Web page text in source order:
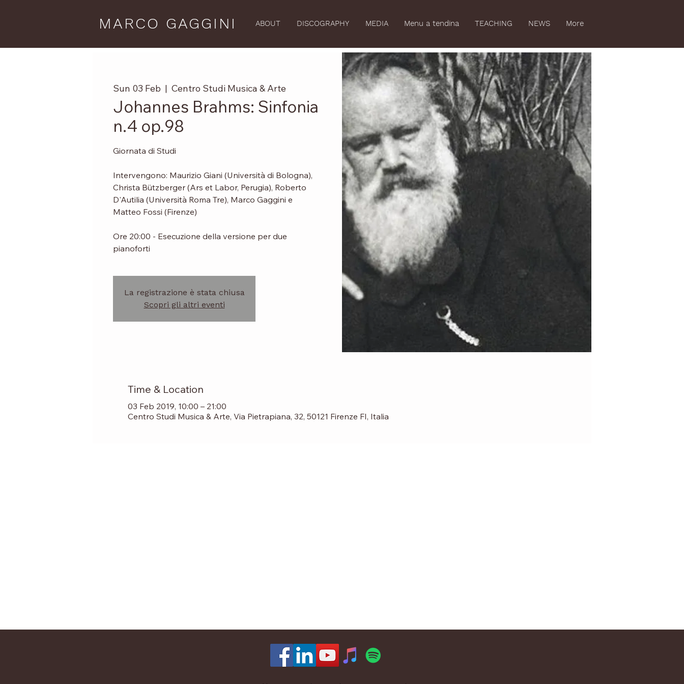
MARCO GAGGINI ABOUT DISCOGRAPHY MEDIA Menu a tendina TEACHING NEWS More
Sun 03 Feb
  |
Centro Studi Musica & Arte
Johannes Brahms: Sinfonia
n.4 op.98
Giornata di Studi
Intervengono: Maurizio Giani (Università di Bologna),
Christa Bützberger (Ars et Labor, Perugia), Roberto
D'Autilia (Università Roma Tre), Marco Gaggini e
Matteo Fossi (Firenze)
Ore 20:00 - Esecuzione della versione per due
pianoforti
La registrazione è stata chiusa
Scopri gli altri eventi
Time & Location
03 Feb 2019, 10:00 – 21:00
Centro Studi Musica & Arte, Via Pietrapiana, 32, 50121 Firenze FI, Italia